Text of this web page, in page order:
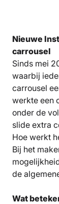
Nieuwe
carrousel
Sinds mei
waarbij
carrousel
werkte een
onder de
slide extra
Hoe werkt
Bij het
de
Wat